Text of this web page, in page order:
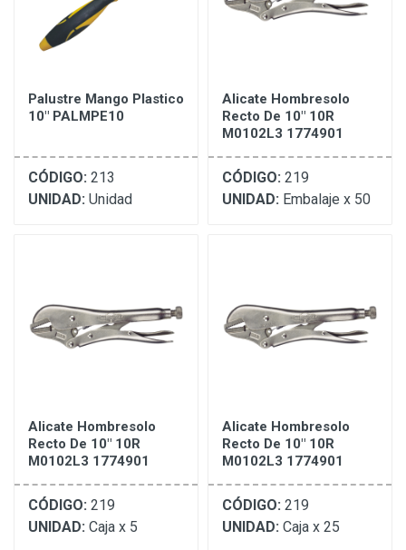
Palustre Mango Plastico
10" PALMPE10
CÓDIGO: 213
UNIDAD: Unidad
Alicate Hombresolo
Recto De 10" 10R
M0102L3 1774901
CÓDIGO: 219
UNIDAD: Embalaje x 50
Alicate Hombresolo
Recto De 10" 10R
M0102L3 1774901
CÓDIGO: 219
UNIDAD: Caja x 5
Alicate Hombresolo
Recto De 10" 10R
M0102L3 1774901
CÓDIGO: 219
UNIDAD: Caja x 25